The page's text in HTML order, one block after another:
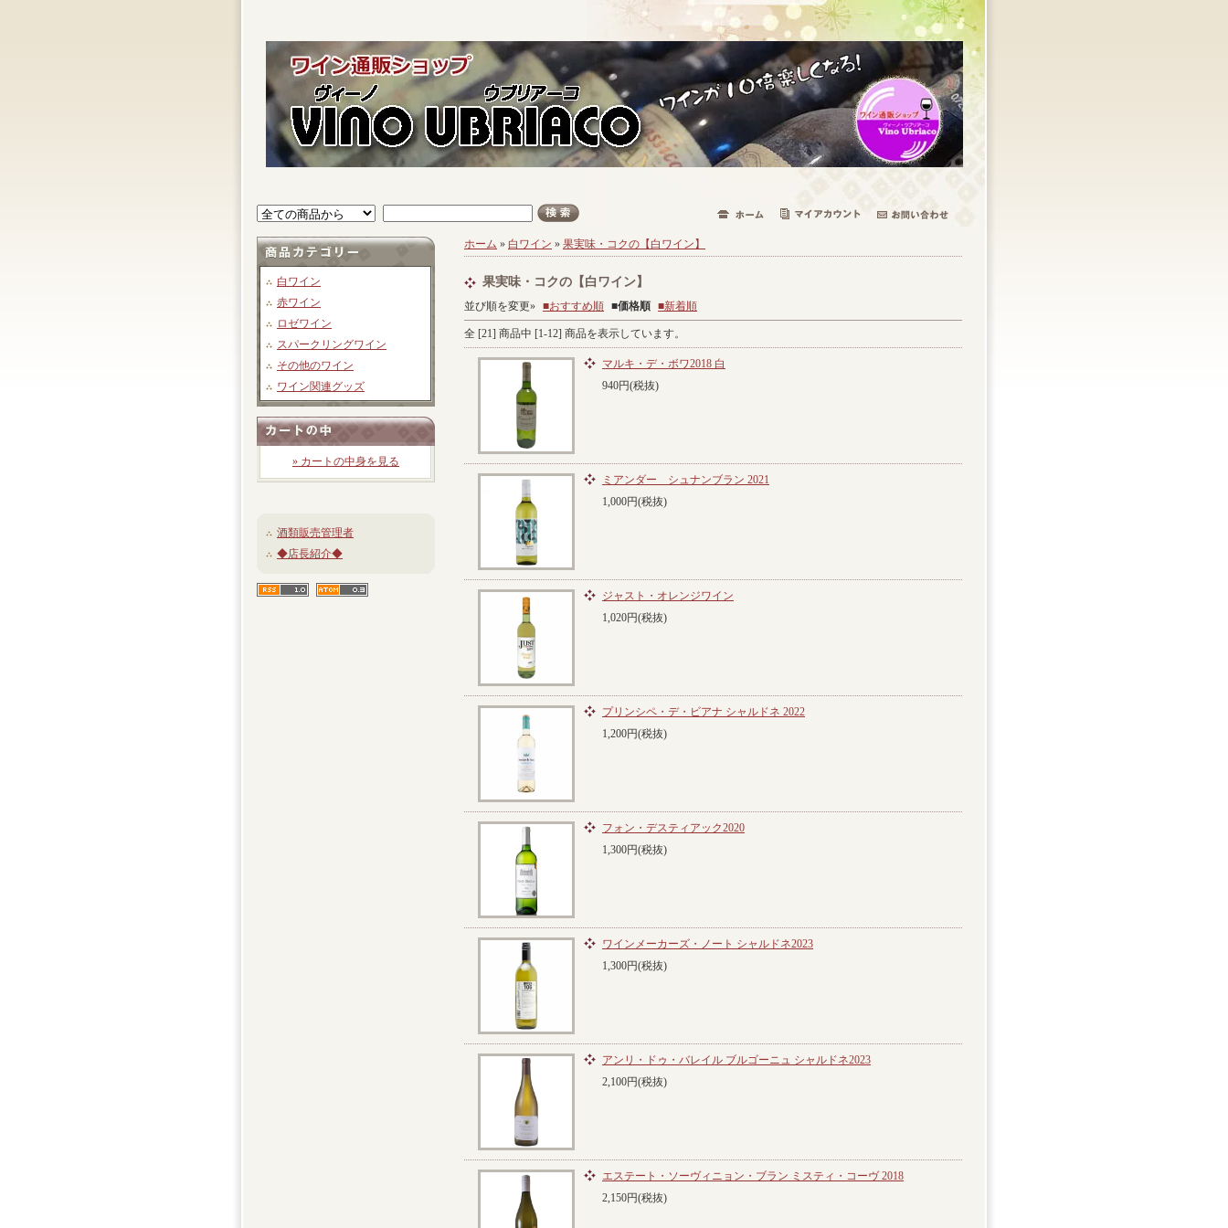
白ワイン
赤ワイン
ロゼワイン
スパークリングワイン
その他のワイン
ワイン関連グッズ
» カートの中身を見る
酒類販売管理者
◆店長紹介◆
ホーム » 白ワイン » 果実味・コクの【白ワイン】
果実味・コクの【白ワイン】
並び順を変更» ■おすすめ順 ■価格順 ■新着順
全 [21] 商品中 [1-12] 商品を表示しています。
マルキ・デ・ボワ2018 白
940円(税抜)
ミアンダー シュナンブラン 2021
1,000円(税抜)
ジャスト・オレンジワイン
1,020円(税抜)
プリンシペ・デ・ビアナ シャルドネ 2022
1,200円(税抜)
フォン・デスティアック2020
1,300円(税抜)
ワインメーカーズ・ノート シャルドネ2023
1,300円(税抜)
アンリ・ドゥ・バレイル ブルゴーニュ シャルドネ2023
2,100円(税抜)
エステート・ソーヴィニョン・ブラン ミスティ・コーヴ 2018
2,150円(税抜)